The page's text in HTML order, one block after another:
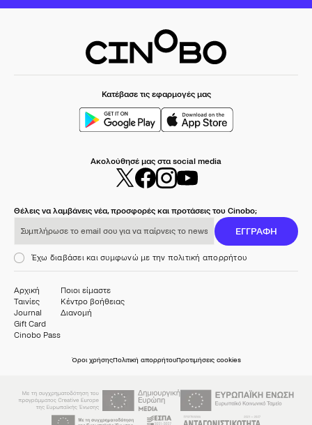
Κατέβασε τις εφαρμογές μας
Ακολούθησέ μας στα social media
Θέλεις να λαμβάνεις νέα, προσφορές και προτάσεις του Cinobo;
ΕΓΓΡΑΦΗ
Έχω διαβάσει και συμφωνώ με την πολιτική απορρήτου
Αρχική
Ταινίες
Journal
Gift Card
Cinobo Pass
Ποιοι είμαστε
Κέντρο βοήθειας
Διανομή
Όροι χρήσηςΠολιτική απορρήτουΠροτιμήσεις cookies